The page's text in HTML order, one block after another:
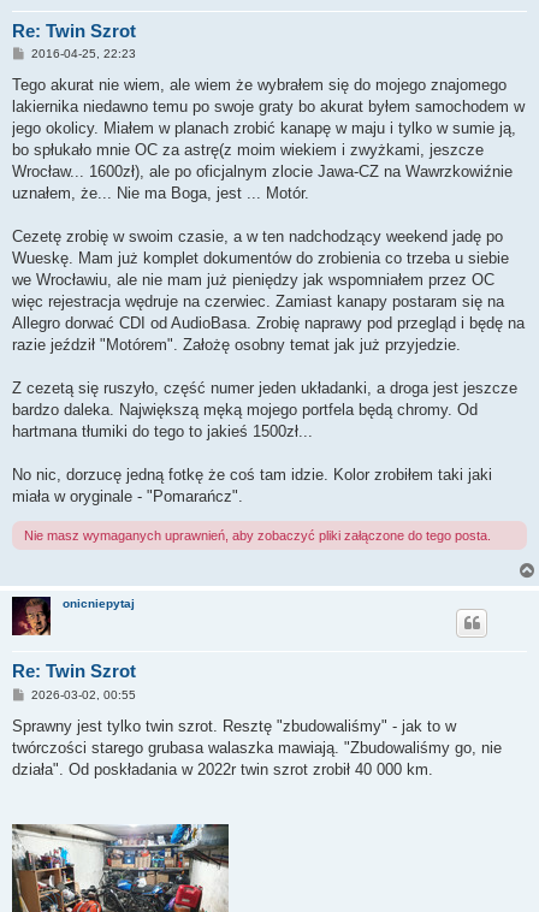
Re: Twin Szrot
P
s
2016-04-25, 22:23
Tego akurat nie wiem, ale wiem że wybrałem się do mojego znajomego
lakiernika niedawno temu po swoje graty bo akurat byłem samochodem w
jego okolicy. Miałem w planach zrobić kanapę w maju i tylko w sumie ją,
bo spłukało mnie OC za astrę(z moim wiekiem i zwyżkami, jeszcze
Wrocław... 1600zł), ale po oficjalnym zlocie Jawa-CZ na Wawrzkowiźnie
uznałem, że... Nie ma Boga, jest ... Motór.
Cezetę zrobię w swoim czasie, a w ten nadchodzący weekend jadę po
Wueskę. Mam już komplet dokumentów do zrobienia co trzeba u siebie
we Wrocławiu, ale nie mam już pieniędzy jak wspomniałem przez OC
więc rejestracja wędruje na czerwiec. Zamiast kanapy postaram się na
Allegro dorwać CDI od AudioBasa. Zrobię naprawy pod przegląd i będę na
razie jeździł "Motórem". Założę osobny temat jak już przyjedzie.
Z cezetą się ruszyło, część numer jeden układanki, a droga jest jeszcze
bardzo daleka. Największą męką mojego portfela będą chromy. Od
hartmana tłumiki do tego to jakieś 1500zł...
No nic, dorzucę jedną fotkę że coś tam idzie. Kolor zrobiłem taki jaki
miała w oryginale - "Pomarańcz".
Nie masz wymaganych uprawnień, aby zobaczyć pliki załączone do tego posta.
onicniepytaj
Re: Twin Szrot
P
s
2026-03-02, 00:55
Sprawny jest tylko twin szrot. Resztę "zbudowaliśmy" - jak to w
twórczości starego grubasa walaszka mawiają. "Zbudowaliśmy go, nie
działa". Od poskładania w 2022r twin szrot zrobił 40 000 km.